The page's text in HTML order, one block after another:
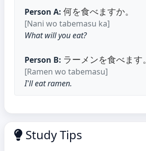
Person A: 何を食べますか。
[Nani wo tabemasu ka]
What will you eat?
Person B: ラーメンを食べます。
[Ramen wo tabemasu]
I'll eat ramen.
Study Tips